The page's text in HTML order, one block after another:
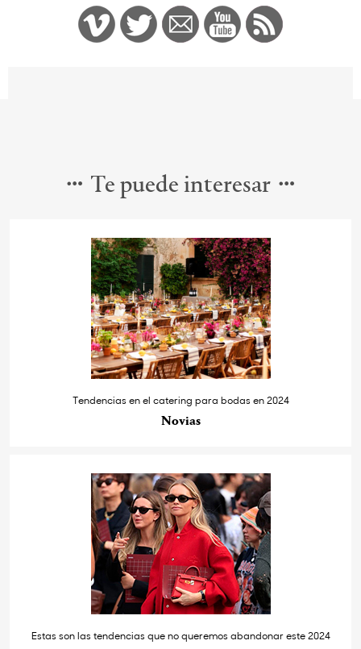
Te puede interesar
Tendencias en el catering para bodas en 2024
Novias
Estas son las tendencias que no queremos abandonar este 2024